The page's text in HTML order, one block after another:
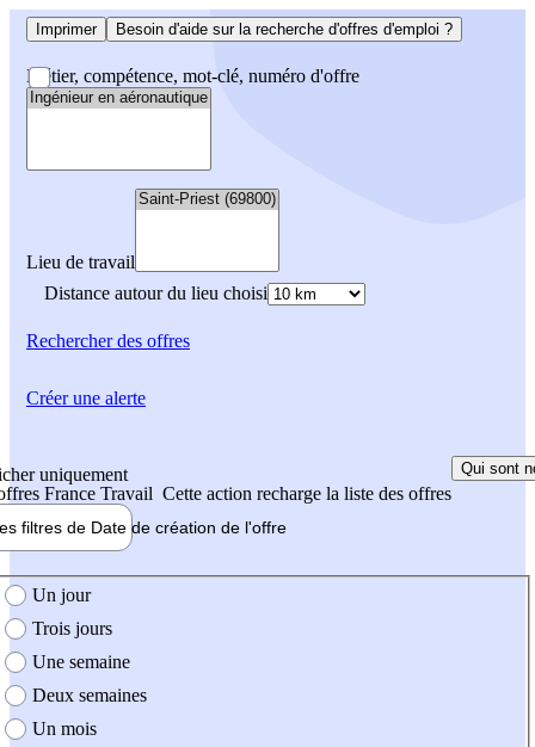
Imprimer Besoin d'aide sur la recherche d'offres d'emploi ?
Métier, compétence, mot-clé, numéro d'offre
Lieu de travail
Distance autour du lieu choisi
Rechercherdes offres
uniquement
France Travail Cette action recharge la liste des offres
Qui sont
filtres de Date de création de l'offre
création de l'offre
Un jour
Trois jours
Une semaine
Deux semaines
Un mois
Créer une alerte